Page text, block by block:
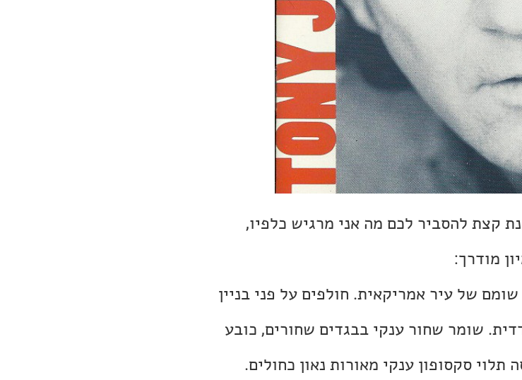
קצת להסביר לכם מה אני מרגיש כלפיו,
מודרך:
של עיר אמריקאית. חולפים על פני בניין
שומר שחור ענקי בבגדים שחורים, כובע
סקסופון ענקי מאורות נאון כחולים.